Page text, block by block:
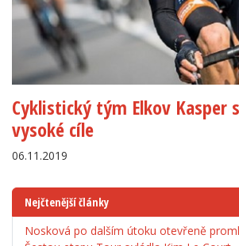
Cyklistický tým Elkov Kasper
vysoké cíle
06.11.2019
Nejčtenější články
Nosková po dalším útoku otevřeně